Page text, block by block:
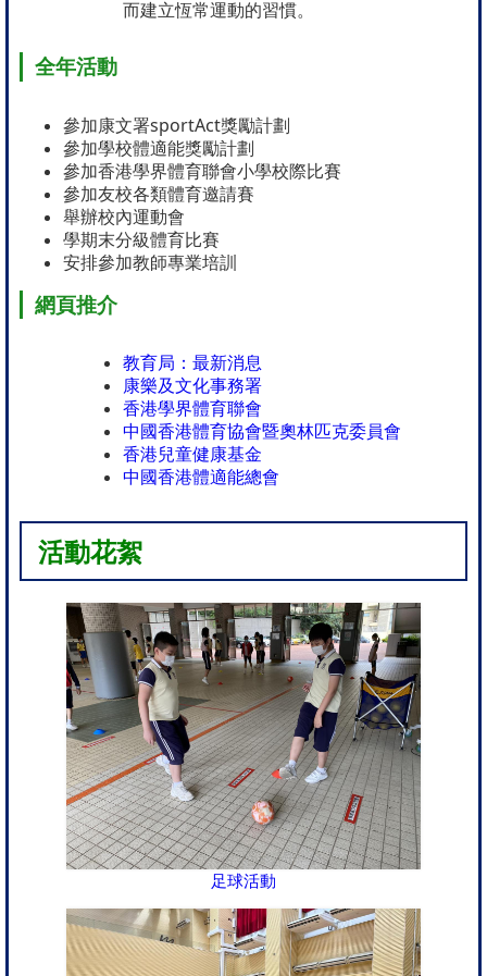
而建立恆常運動的習慣。
全年活動
參加康文署sportAct獎勵計劃
參加學校體適能獎勵計劃
參加香港學界體育聯會小學校際比賽
參加友校各類體育邀請賽
舉辦校內運動會
學期末分級體育比賽
安排參加教師專業培訓
網頁推介
教育局：最新消息
康樂及文化事務署
香港學界體育聯會
中國香港體育協會暨奧林匹克委員會
香港兒童健康基金
中國香港體適能總會
活動花絮
足球活動